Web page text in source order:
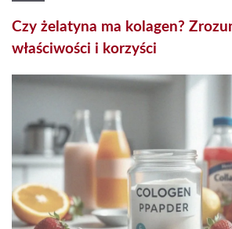
Czy żelatyna ma kolagen?
właściwości i korzyści